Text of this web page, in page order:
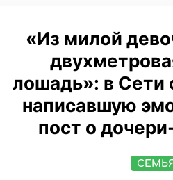
«Из милой
лошадь»: в Сети
написавшую
пост о